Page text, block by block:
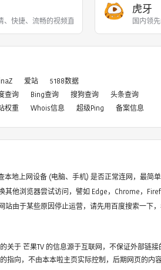
、快捷、流畅的视频直播和游戏赛事直播服务，
虎牙
国内领
爱站
5188数据
查询 Bing查询 搜狗查询
头条查询
权重 Whois信息 超级Ping 备案信息
本地上网设备 (电脑、手机) 是否正常连网，最简
其他浏览器尝试访问，譬如 Edge，Chrome，
站由于某些原因停止运营，请先用百度搜索一下
关于芒果TV的信息源于互联网，不保证外部链接
指向，不由本本啦主页实际控制，后期网页的